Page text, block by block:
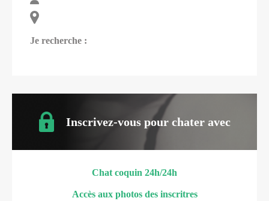
Je recherche :
Inscrivez-vous pour chater avec
Chat coquin 24h/24h
Accès aux photos des inscritres